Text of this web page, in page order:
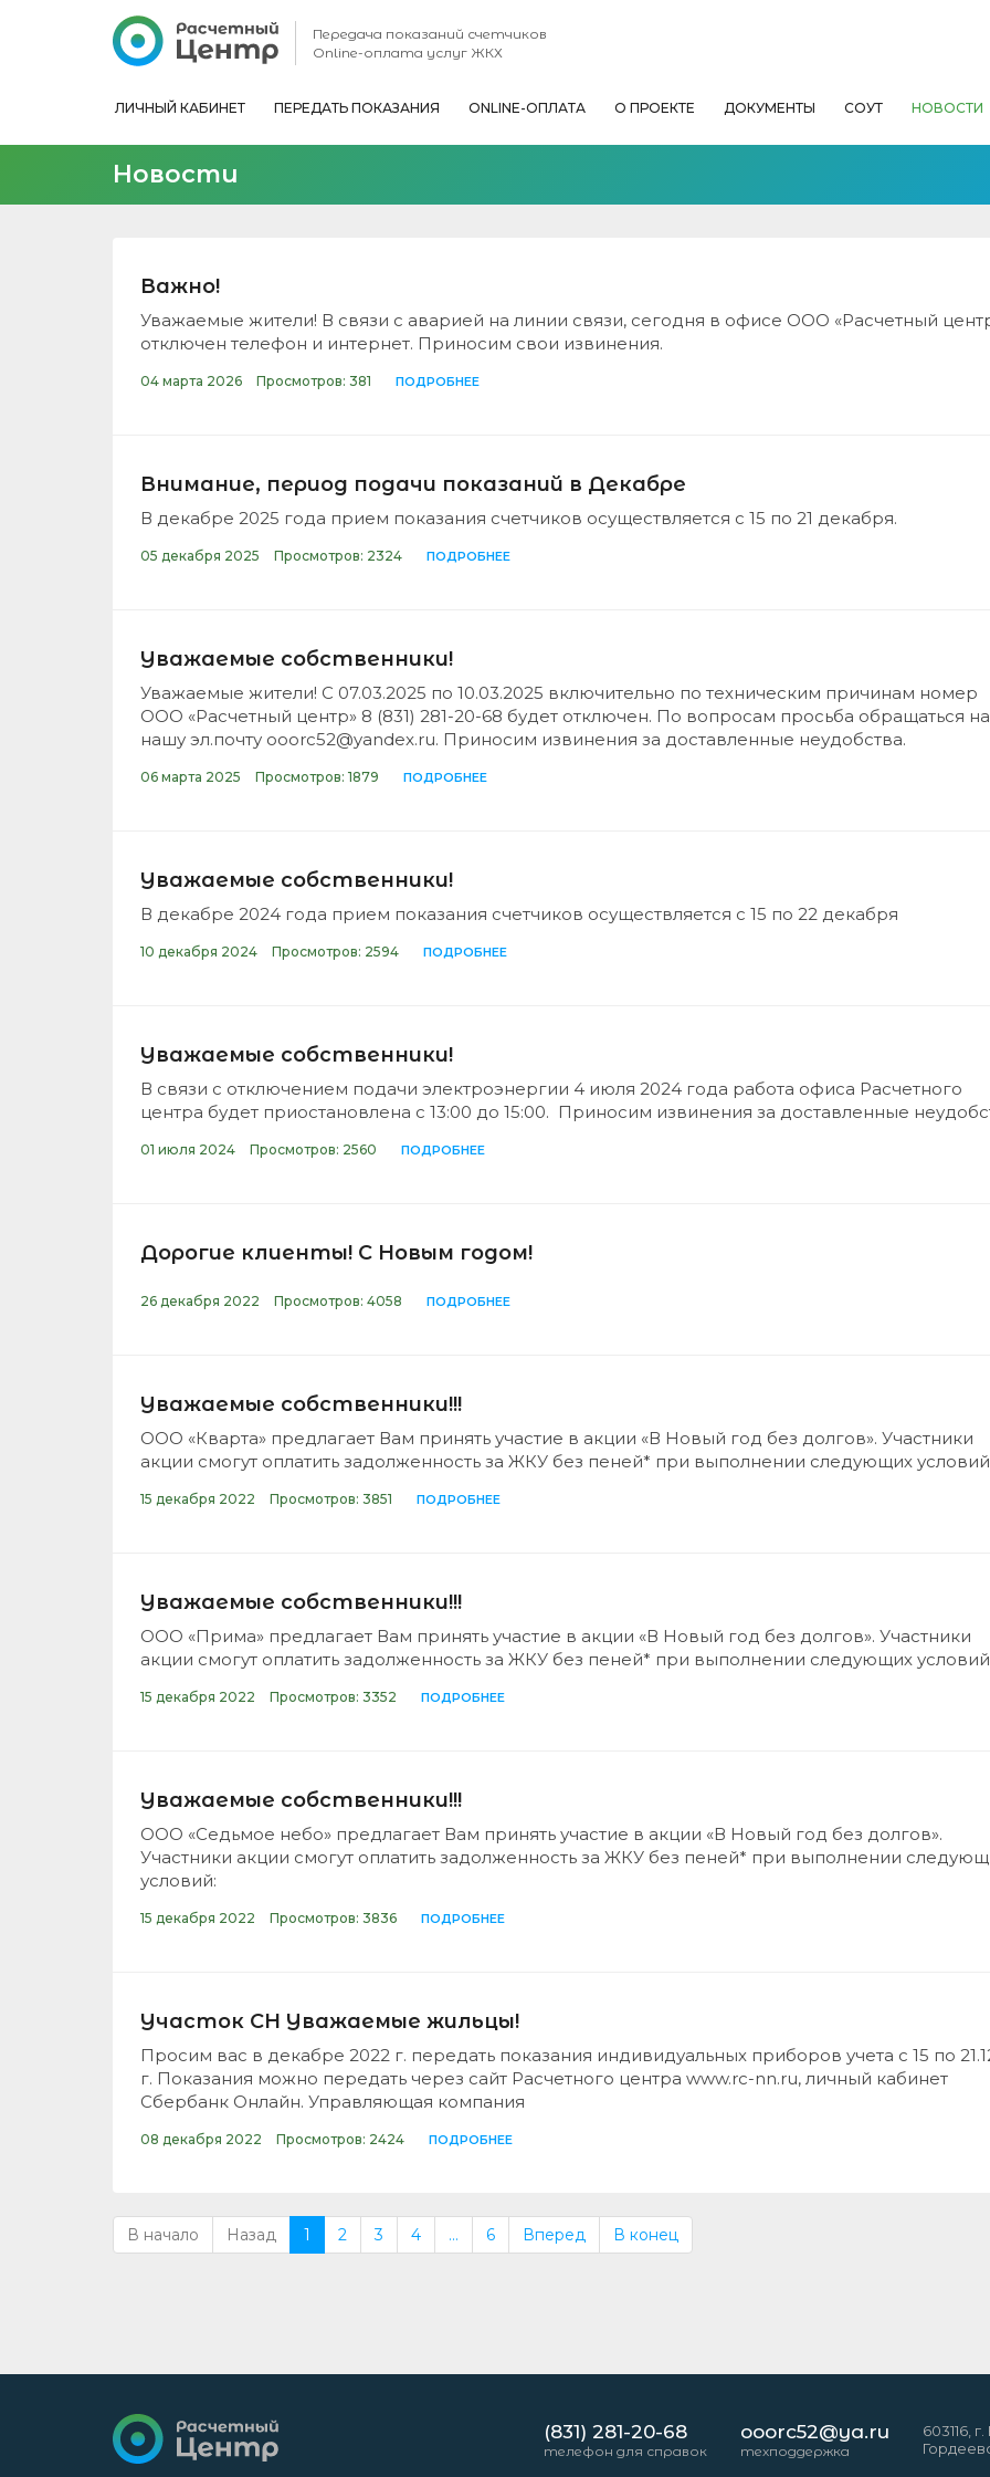
Передача показаний счетчиков
Online-оплата услуг ЖКХ
ЛИЧНЫЙ КАБИНЕТ ПЕРЕДАТЬ ПОКАЗАНИЯ ONLINE-ОПЛАТА О ПРОЕКТЕ ДОКУМЕНТЫ СОУТ НОВОСТИ
Новости
Важно!
Уважаемые жители! В связи с аварией на линии связи, сегодня в офисе ООО «Расчетный
отключен телефон и интернет. Приносим свои извинения.
04 марта 2026 Просмотров: 381 ПОДРОБНЕЕ
Внимание, период подачи показаний в Декабре
В декабре 2025 года прием показания счетчиков осуществляется с 15 по 21 декабря.
05 декабря 2025 Просмотров: 2324 ПОДРОБНЕЕ
Уважаемые собственники!
Уважаемые жители! С 07.03.2025 по 10.03.2025 включительно по техническим причинам номер
ООО «Расчетный центр» 8 (831) 281-20-68 будет отключен. По вопросам просьба обращаться на
нашу эл.почту ooorc52@yandex.ru. Приносим извинения за доставленные неудобства.
06 марта 2025 Просмотров: 1879 ПОДРОБНЕЕ
Уважаемые собственники!
В декабре 2024 года прием показания счетчиков осуществляется с 15 по 22 декабря
10 декабря 2024 Просмотров: 2594 ПОДРОБНЕЕ
Уважаемые собственники!
В связи с отключением подачи электроэнергии 4 июля 2024 года работа офиса Расчетного
центра будет приостановлена с 13:00 до 15:00. Приносим извинения за доставленные
01 июля 2024 Просмотров: 2560 ПОДРОБНЕЕ
Дорогие клиенты! С Новым годом!
26 декабря 2022 Просмотров: 4058 ПОДРОБНЕЕ
Уважаемые собственники!!!
ООО «Кварта» предлагает Вам принять участие в акции «В Новый год без долгов». Участники
акции смогут оплатить задолженность за ЖКУ без пеней* при выполнении следующих
15 декабря 2022 Просмотров: 3851 ПОДРОБНЕЕ
Уважаемые собственники!!!
ООО «Прима» предлагает Вам принять участие в акции «В Новый год без долгов». Участники
акции смогут оплатить задолженность за ЖКУ без пеней* при выполнении следующих
15 декабря 2022 Просмотров: 3352 ПОДРОБНЕЕ
Уважаемые собственники!!!
ООО «Седьмое небо» предлагает Вам принять участие в акции «В Новый год без долгов».
Участники акции смогут оплатить задолженность за ЖКУ без пеней* при выполнении
условий:
15 декабря 2022 Просмотров: 3836 ПОДРОБНЕЕ
Участок СН Уважаемые жильцы!
Просим вас в декабре 2022 г. передать показания индивидуальных приборов учета с 15 по
г. Показания можно передать через сайт Расчетного центра www.rc-nn.ru, личный кабинет
Cбербанк Онлайн. Управляющая компания
08 декабря 2022 Просмотров: 2424 ПОДРОБНЕЕ
В начало Назад 1 2 3 4 ... 6 Вперед В конец
(831) 281-20-68
телефон для справок
ooorc52@ya.ru
техподдержка
603116,